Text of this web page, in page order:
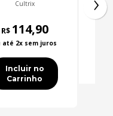
Experiencia
(2 Edicao
Cultrix
R$ 114,90
até 2x sem juros
Incluir no
Carrinho